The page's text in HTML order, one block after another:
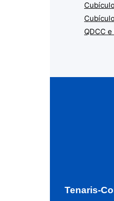
QDCC e
Tenaris-